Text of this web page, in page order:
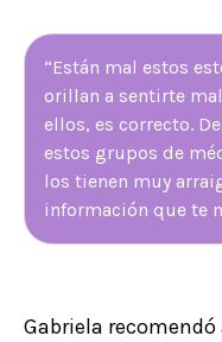
“Están mal estos
orillan a sentirte
ellos, es correcto.
estos grupos de
los tienen muy
información que te
Gabriela